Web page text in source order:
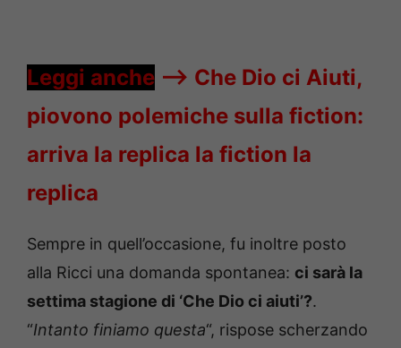
Leggi anche —-> Che Dio ci Aiuti,
piovono polemiche sulla fiction:
arriva la replica la fiction la
replica
Sempre in quell’occasione, fu inoltre posto
alla Ricci una domanda spontanea: ci sarà la
settima stagione di ‘Che Dio ci aiuti’?.
“Intanto finiamo questa“, rispose scherzando